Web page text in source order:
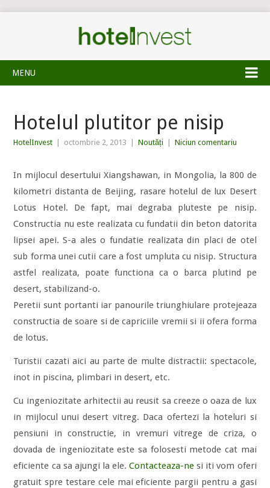
MENU
Hotelul plutitor pe nisip
HotelInvest octombrie 2, 2013 Noutăți Niciun comentariu
In mijlocul desertului Xiangshawan, in Mongolia, la 800 de
kilometri distanta de Beijing, rasare hotelul de lux Desert
Lotus Hotel. De fapt, mai degraba pluteste pe nisip.
Constructia nu este realizata cu fundatii din beton datorita
lipsei apei. S-a ales o fundatie realizata din placi de otel
sub forma unei cutii care a fost umpluta cu nisip. Structura
astfel realizata, poate functiona ca o barca plutind pe
desert, stabilizand-o.
Peretii sunt portanti iar panourile triunghiulare protejeaza
constructia de soare si de capriciile vremii si ii ofera forma
de lotus.
Turistii cazati aici au parte de multe distractii: spectacole,
inot in piscina, plimbari in desert, etc.
Cu ingeniozitate arhitectii au reusit sa creeze o oaza de lux
in mijlocul unui desert vitreg. Daca ofertezi la hoteluri si
pensiuni in constructie, in vremuri vitrege de criza, o
dovada de ingeniozitate este sa folosesti metode cat mai
eficiente ca sa ajungi la ele.Contacteaza-ne si iti vom oferi
gratuit spre testare cele mai eficiente pargii pentru a gasi